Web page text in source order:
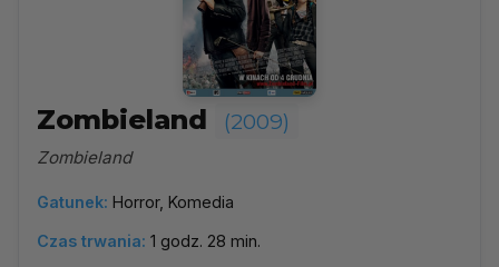
Zombieland (2009)
Zombieland
Gatunek: Horror, Komedia
Czas trwania: 1 godz. 28 min.